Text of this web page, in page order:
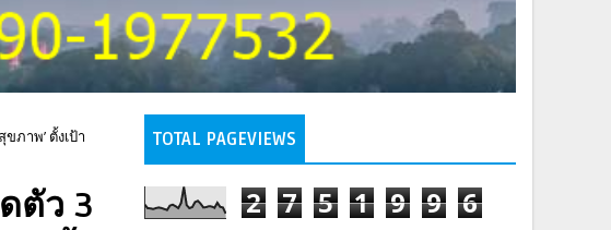
ภาพ’ ตั้งเป้า
ตัว 3
TOTAL PAGEVIEWS
2 7 5 1 9 9 6